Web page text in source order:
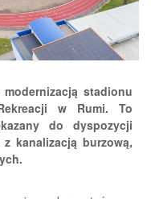
stadionu
w Rumi. To
do dyspozycji
kanalizacją burzową,